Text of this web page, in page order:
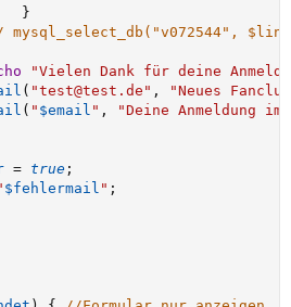
}
mysql_select_db("v072544",
"Vielen Dank für deine
( "test@test.de" ,
"Neues
( " $email " ,
"Deine Anmeldung
= true ;
$fehlermail " ;